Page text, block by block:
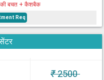
की बचत + कैशबैक
Req
₹2500